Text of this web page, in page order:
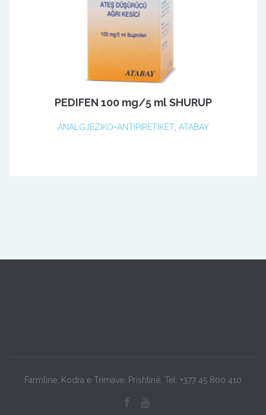
PEDIFEN 100 mg/5 ml SHURUP
ANALGJEZIKO-ANTIPIRETIKËT, ATABAY
Farmline, Kodra e Trimave, Prishtinë, Tel: +377 45 800 410